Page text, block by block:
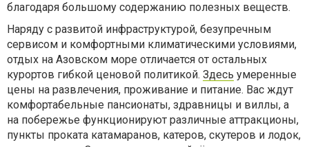
благодаря большому содержанию полезных веществ.
Наряду с развитой инфраструктурой, безупречным
сервисом и комфортными климатическими условиями,
отдых на Азовском море отличается от остальных
курортов гибкой ценовой политикой. Здесь умеренные
цены на развлечения, проживание и питание. Вас ждут
комфортабельные пансионаты, здравницы и виллы, а
на побережье функционируют различные аттракционы,
пункты проката катамаранов, катеров, скутеров и лодок,